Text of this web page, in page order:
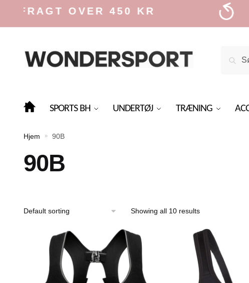
OVER 450 KR
SPORTS BH UNDERTØJ TRÆNING
Hjem » 90B
90B
Showing all 10 results